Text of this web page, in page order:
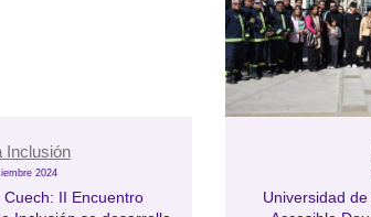
Inclusión
2024
II Encuentro
Universidad